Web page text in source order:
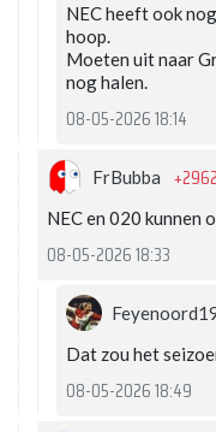
NEC heeft ook
hoop.
Moeten uit naar
nog halen.
08-05-2026 18:14
FrBubba
NEC en 020 kunnen
08-05-2026 18:33
Dat zou het
08-05-2026 18:49